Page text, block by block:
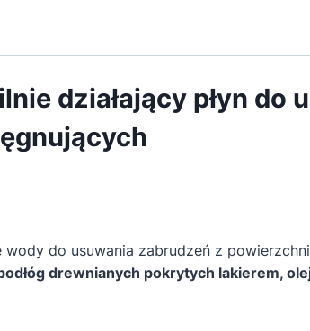
starych
powłok
działający płyn do
wody do usuwania zabrudzeń z
drewnianych pokrytych lakierem,